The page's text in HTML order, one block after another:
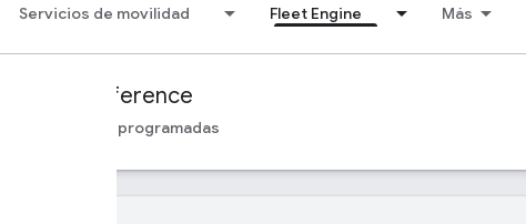
Servicios de movilidad Fleet Engine Más
Reference
Tareas programadas